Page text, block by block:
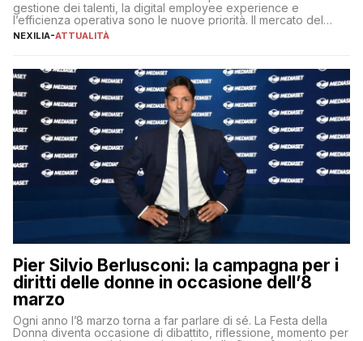
gestione dei talenti, la digital employee experience e
l’efficienza operativa sono le nuove priorità. Il mercato del
lavoro, d’altra parte, è sempre più competitivo con una lotta
NEXILIA-ATTUALITÀ
Pier Silvio Berlusconi: la campagna per i
diritti delle donne in occasione dell’8
marzo
Ogni anno l’8 marzo torna a far parlare di sé. La Festa della
Donna diventa occasione di dibattito, riflessione, momento per